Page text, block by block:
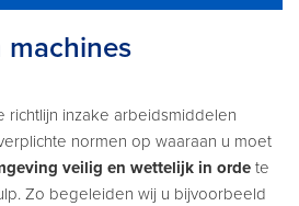
machines
richtlijn inzake arbeidsmiddelen
normen op waaraan u moet
veilig en wettelijk in orde te
Zo begeleiden wij u bijvoorbeeld